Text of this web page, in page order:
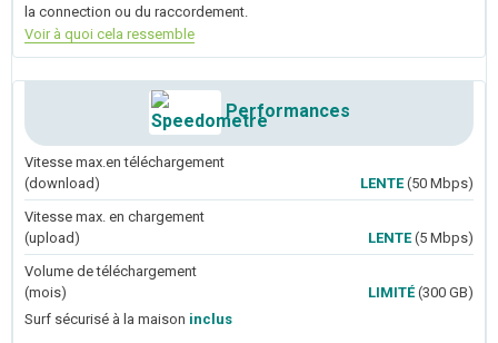
la connection ou du raccordement.
Voir à quoi cela ressemble
Performances
Vitesse max.en téléchargement
(download)
LENTE(50 Mbps)
Vitesse max. en chargement
(upload)
LENTE(5 Mbps)
Volume de téléchargement
(mois)
LIMITÉ(300 GB)
Surf sécurisé à la maison inclus